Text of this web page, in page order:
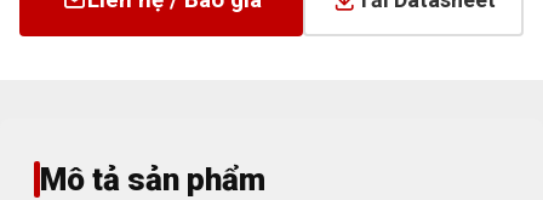
Mô tả sản phẩm